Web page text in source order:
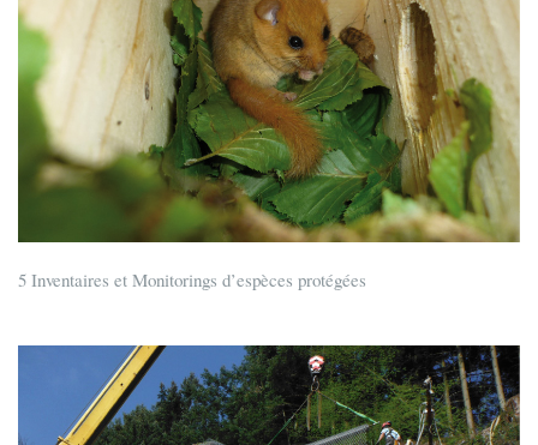
5 Inventaires et Monitorings d’espèces protégées